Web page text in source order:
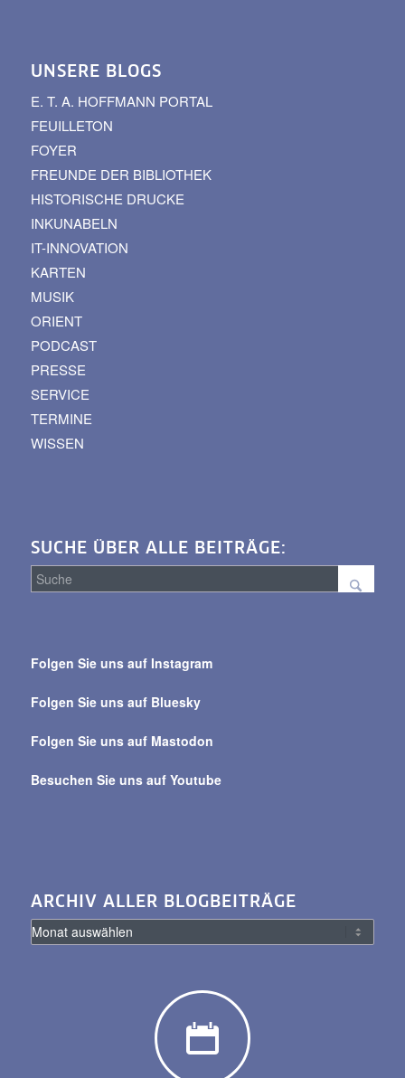
UNSERE BLOGS
E. T. A. HOFFMANN PORTAL
FEUILLETON
FOYER
FREUNDE DER BIBLIOTHEK
HISTORISCHE DRUCKE
INKUNABELN
IT-INNOVATION
KARTEN
MUSIK
ORIENT
PODCAST
PRESSE
SERVICE
TERMINE
WISSEN
SUCHE ÜBER ALLE BEITRÄGE:
alle
Folgen Sie uns auf Instagram
Folgen Sie uns auf Bluesky
Folgen Sie uns auf Mastodon
Besuchen Sie uns auf Youtube
ARCHIV ALLER BLOGBEITRÄGE